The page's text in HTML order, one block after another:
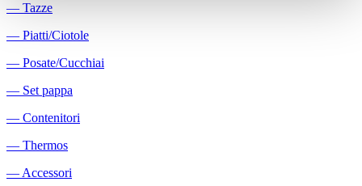
― Tazze
― Piatti/Ciotole
― Posate/Cucchiai
― Set pappa
― Contenitori
― Thermos
― Accessori